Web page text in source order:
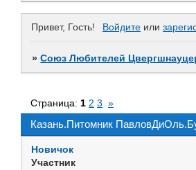
Привет, Гость! Войдите или
»Союз Любителей
Казань.Питомник
Страница: 1 2 3 »
Новичок
Участник